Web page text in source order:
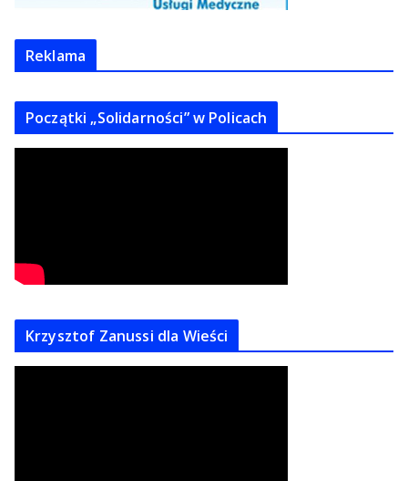
Reklama
Początki „Solidarności” w Policach
Krzysztof Zanussi dla Wieści